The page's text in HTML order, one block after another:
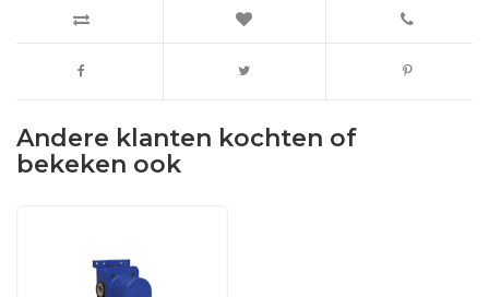
Andere klanten kochten of
bekeken ook